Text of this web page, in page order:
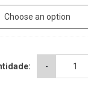
-
CANECA